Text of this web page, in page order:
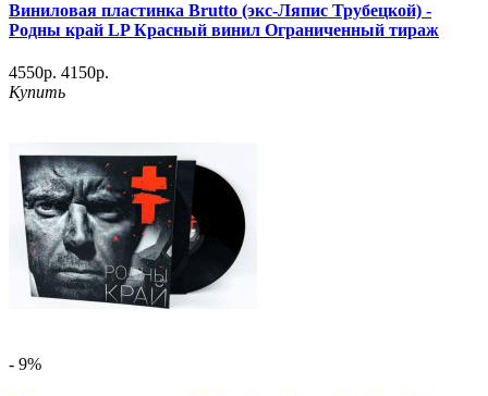
Виниловая пластинка Brutto (экс-Ляпис Трубецкой) -
Родны край LP Красный винил Ограниченный тираж
4550р. 4150р.
Купить
- 9%